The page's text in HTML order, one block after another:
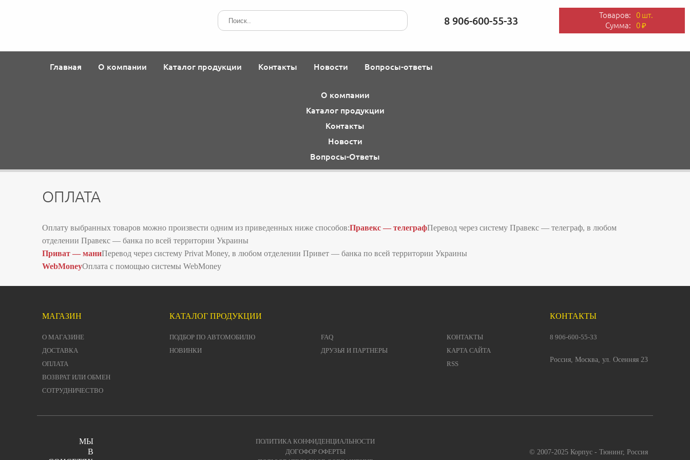
8 906-600-55-33 Товаров:
0 шт.
Сумма:
0₽
Главная О компании Каталог продукции Контакты Новости Вопросы-ответы
О компании
Каталог продукции
Контакты
Новости
Вопросы-Ответы
ОПЛАТА
Оплату выбранных товаров можно произвести одним из приведенных ниже способов:Правекс — телеграфПеревод через систему Правекс — телеграф, в любом
отделении Правекс — банка по всей территории Украины
Приват — маниПеревод через систему Privat Money, в любом отделении Привет — банка по всей территории Украины
WebMoneyОплата с помощью системы WebMoney
МАГАЗИН
О МАГАЗИНЕ
ДОСТАВКА
ОПЛАТА
ВОЗВРАТ ИЛИ ОБМЕН
СОТРУДНИЧЕСТВО
КАТАЛОГ ПРОДУКЦИИ
ПОДБОР ПО АВТОМОБИЛЮ
НОВИНКИ
FAQ
ДРУЗЬЯ И ПАРТНЕРЫ
КОНТАКТЫ
КАРТА САЙТА
RSS
КОНТАКТЫ
8 906-600-55-33
Россия, Москва, ул. Осенняя 23
МЫ
В
ПОЛИТИКА КОНФИДЕНЦИАЛЬНОСТИ
ДОГОФОР ОФЕРТЫ
© 2007-2025 Корпус - Тюнинг, Россия